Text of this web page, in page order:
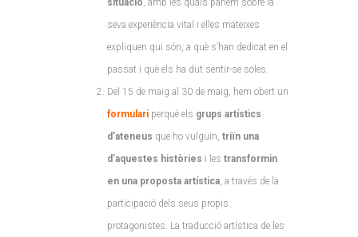
situació, amb les quals parlem sobre la
seva experiència vital i elles mateixes
expliquen qui són, a què s’han dedicat en el
passat i què els ha dut sentir-se soles.
Del 15 de maig al 30 de maig, hem obert un
formulari perquè els grups artístics
d’ateneus que ho vulguin, triïn una
d’aquestes històries i les transformin
en una proposta artística, a través de la
participació dels seus propis
protagonistes. La traducció artística de les